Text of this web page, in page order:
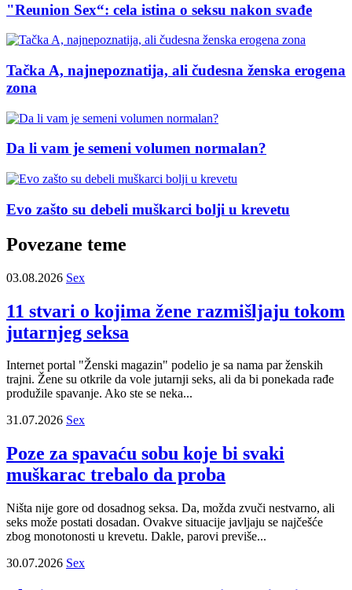
"Reunion Sex“: cela istina o seksu nakon svađe
Tačka A, najnepoznatija, ali čudesna ženska erogena
zona
Da li vam je semeni volumen normalan?
Evo zašto su debeli muškarci bolji u krevetu
Povezane teme
03.08.2026 Sex
11 stvari o kojima žene razmišljaju tokom
jutarnjeg seksa
Internet portal "Ženski magazin" podelio je sa nama par ženskih
trajni. Žene su otkrile da vole jutarnji seks, ali da bi ponekada rađe
produžile spavanje. Ako ste se neka...
31.07.2026 Sex
Poze za spavaću sobu koje bi svaki
muškarac trebalo da proba
Ništa nije gore od dosadnog seksa. Da, možda zvuči nestvarno, ali
seks može postati dosadan. Ovakve situacije javljaju se najčešće
zbog monotonosti u krevetu. Dakle, parovi previše...
30.07.2026 Sex